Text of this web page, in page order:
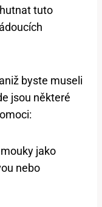
tuto
byste museli
jsou některé
jako
nebo